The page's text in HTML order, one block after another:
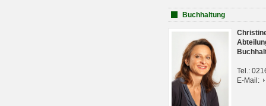
Buchhaltung
Tel.:
E-Mail: